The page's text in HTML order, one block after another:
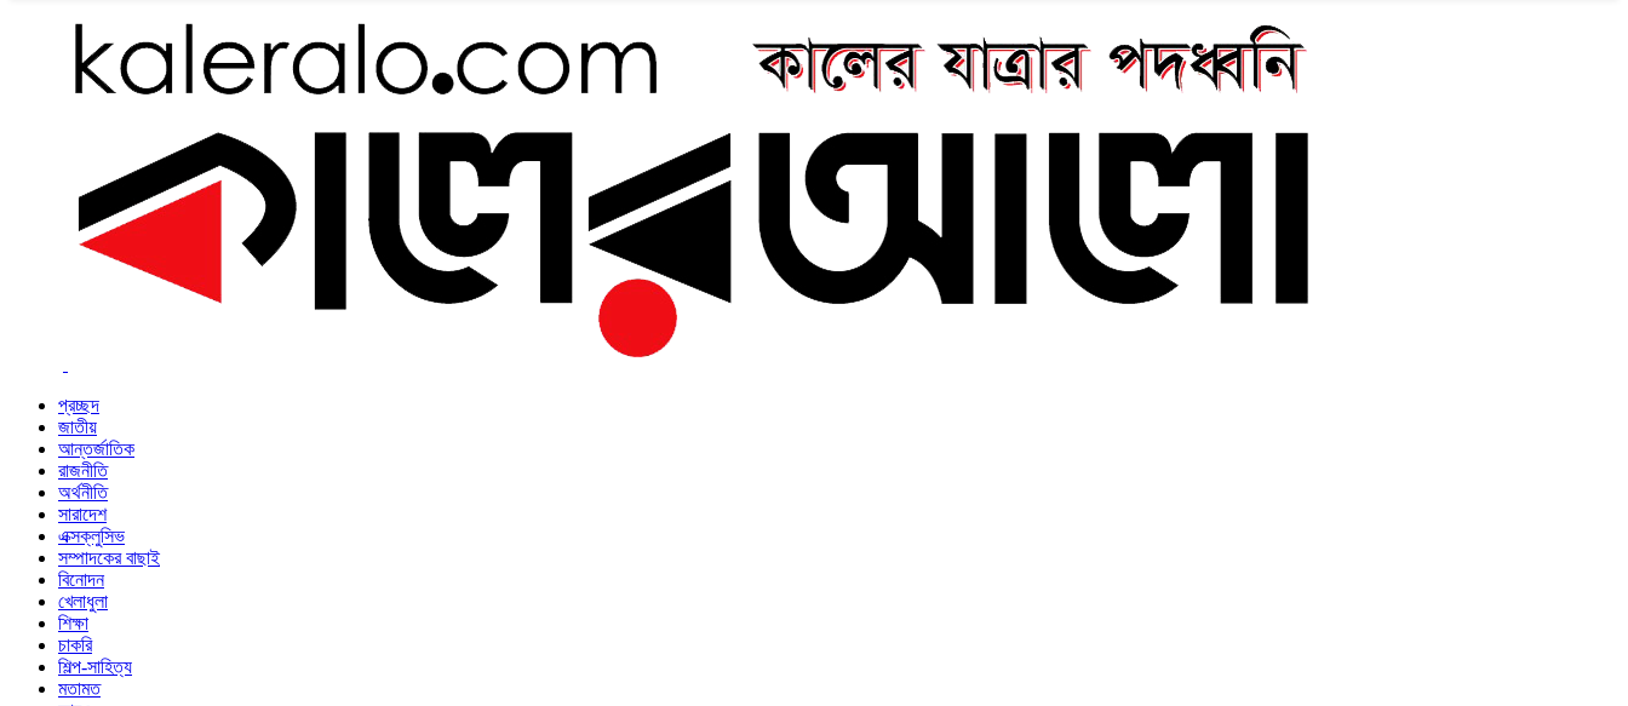
প্রচ্ছদ
জাতীয়
আন্তর্জাতিক
রাজনীতি
অর্থনীতি
সারাদেশ
এক্সক্লুসিভ
সম্পাদকের বাছাই
বিনোদন
খেলাধুলা
শিক্ষা
চাকরি
শিল্প-সাহিত্য
মতামত